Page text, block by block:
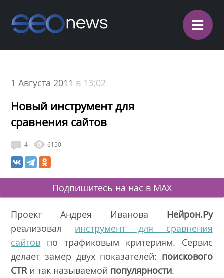
≡
1 Августа 2011 в 13:02
Новый инструмент для
сравнения сайтов
4 6150
Подпишитесь на нас в MAX
Проект Андрея Иванова Нейрон.Ру
реализовал инструмент для сравнения
сайтов по трафиковым критериям. Сервис
делает замер двух показателей: поискового
CTRи так называемой популярности.